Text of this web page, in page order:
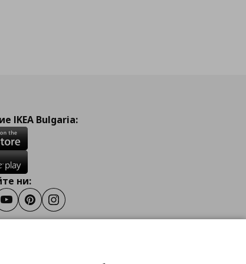
IKEA Bulgaria:
ни:
YoutubePinterestInstagram